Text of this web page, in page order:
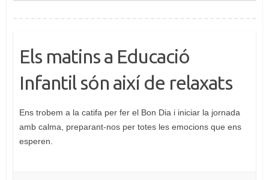
Els matins a Educació
Infantil són així de relaxats
Ens trobem a la catifa per fer el Bon Dia i iniciar la jornada
amb calma, preparant-nos per totes les emocions que ens
esperen.